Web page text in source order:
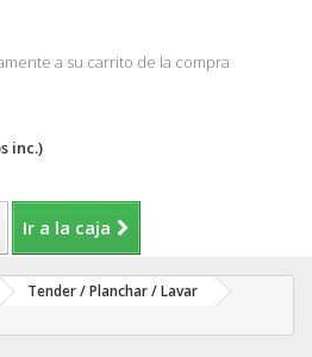
a su carrito de la compra
inc.)
Ir a la caja
Tender / Planchar / Lavar